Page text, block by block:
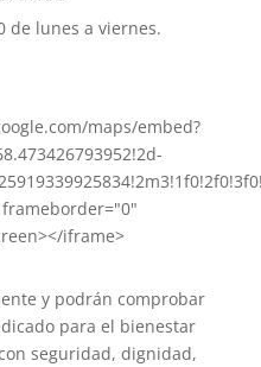
de lunes a viernes.
maps/embed?
iframe>
y podrán comprobar
para el bienestar
seguridad, dignidad,